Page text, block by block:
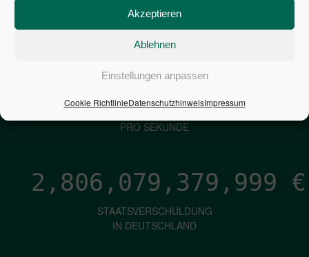
Akzeptieren
Ablehnen
Einstellungen anpassen
Cookie RichtlinieDatenschutzhinweisImpressum
NEUVERSCHULDUNG
PRO SEKUNDE
1,601€
ZINSEN
PRO SEKUNDE
2,806,079,381,269 €
STAATSVERSCHULDUNG
IN DEUTSCHLAND